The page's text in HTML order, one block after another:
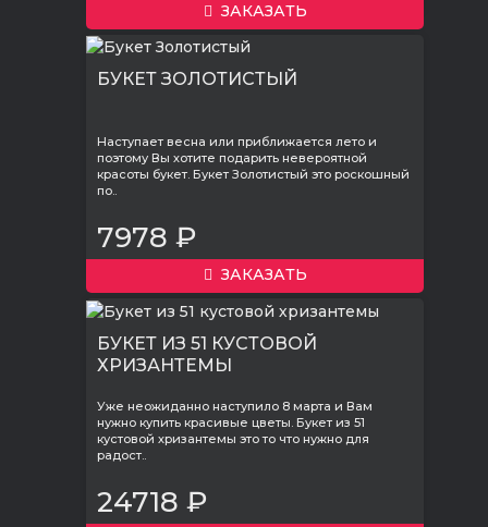
ЗАКАЗАТЬ
БУКЕТ ЗОЛОТИСТЫЙ
Наступает весна или приближается лето и
поэтому Вы хотите подарить невероятной
красоты букет. Букет Золотистый это роскошный
по..
7978 ₽
ЗАКАЗАТЬ
БУКЕТ ИЗ 51 КУСТОВОЙ
ХРИЗАНТЕМЫ
Уже неожиданно наступило 8 марта и Вам
нужно купить красивые цветы. Букет из 51
кустовой хризантемы это то что нужно для
радост..
24718 ₽